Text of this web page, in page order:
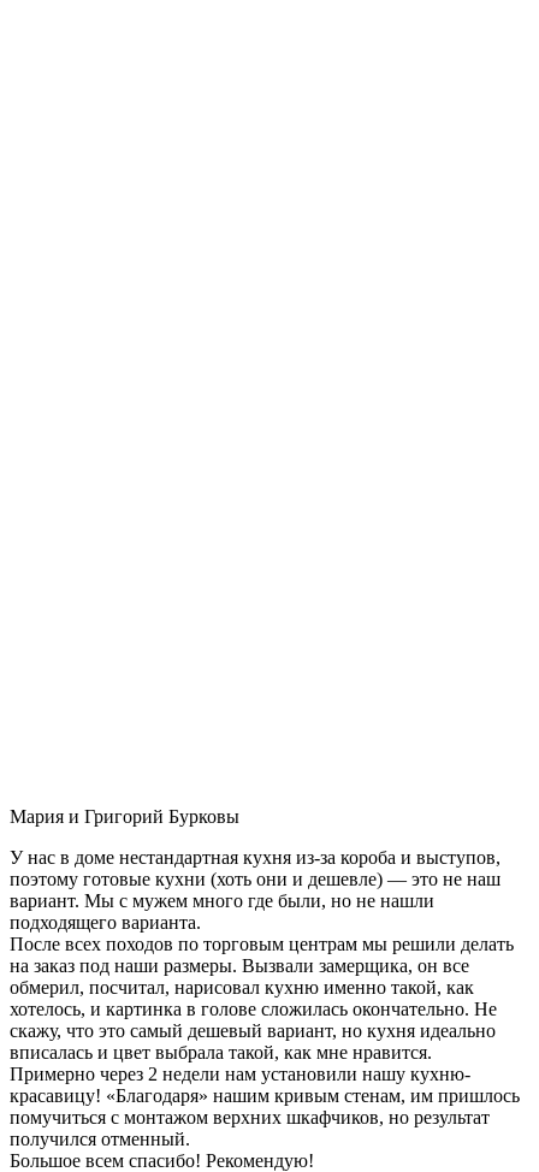
Мария и Григорий Бурковы
У нас в доме нестандартная кухня из-за короба и выступов,
поэтому готовые кухни (хоть они и дешевле) — это не наш
вариант. Мы с мужем много где были, но не нашли
подходящего варианта.
После всех походов по торговым центрам мы решили делать
на заказ под наши размеры. Вызвали замерщика, он все
обмерил, посчитал, нарисовал кухню именно такой, как
хотелось, и картинка в голове сложилась окончательно. Не
скажу, что это самый дешевый вариант, но кухня идеально
вписалась и цвет выбрала такой, как мне нравится.
Примерно через 2 недели нам установили нашу кухню-
красавицу! «Благодаря» нашим кривым стенам, им пришлось
помучиться с монтажом верхних шкафчиков, но результат
получился отменный.
Большое всем спасибо! Рекомендую!